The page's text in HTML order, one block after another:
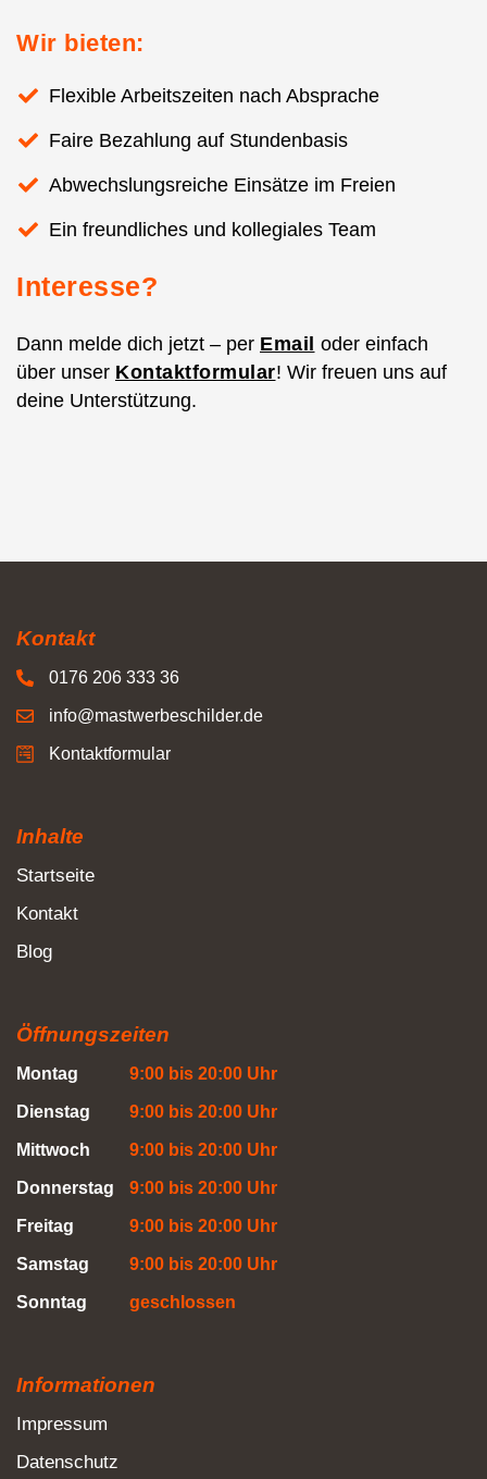
Wir bieten:
Flexible Arbeitszeiten nach Absprache
Faire Bezahlung auf Stundenbasis
Abwechslungsreiche Einsätze im Freien
Ein freundliches und kollegiales Team
Interesse?
Dann melde dich jetzt – per Email oder einfach
über unser Kontaktformular! Wir freuen uns auf
deine Unterstützung.
Kontakt
0176 206 333 36
info@mastwerbeschilder.de
Kontaktformular
Inhalte
Startseite
Kontakt
Blog
Öffnungszeiten
Montag 9:00 bis 20:00 Uhr
Dienstag 9:00 bis 20:00 Uhr
Mittwoch 9:00 bis 20:00 Uhr
Donnerstag 9:00 bis 20:00 Uhr
Freitag 9:00 bis 20:00 Uhr
Samstag 9:00 bis 20:00 Uhr
Sonntag geschlossen
Informationen
Impressum
Datenschutz